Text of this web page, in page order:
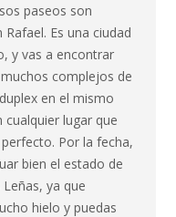
paseos son
Es una ciudad
y vas a encontrar
complejos de
en el mismo
lugar que
Por la fecha,
bien el estado de
ya que
hielo y puedas